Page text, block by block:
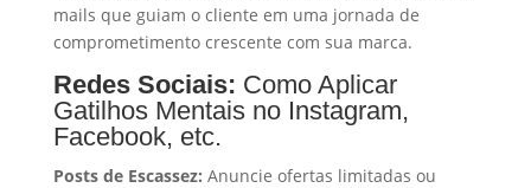
mails que guiam o cliente em uma jornada de
comprometimento crescente com sua marca.
Redes Sociais: Como Aplicar
Gatilhos Mentais no Instagram,
Facebook, etc.
Posts de Escassez: Anuncie ofertas limitadas ou